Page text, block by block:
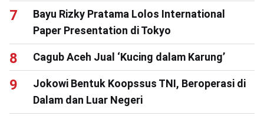
Bayu Rizky Pratama Lolos International
Paper Presentation di Tokyo
Cagub Aceh Jual ‘Kucing dalam Karung’
Jokowi Bentuk Koopssus TNI, Beroperasi di
Dalam dan Luar Negeri